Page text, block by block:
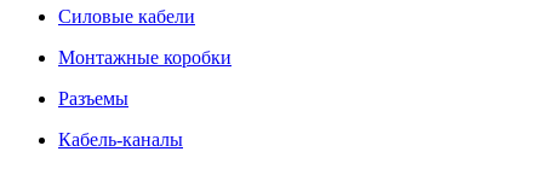
Силовые кабели
Монтажные коробки
Разъемы
Кабель-каналы